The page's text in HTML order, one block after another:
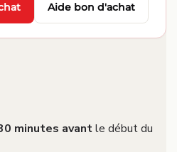
Aide bon d'achat
minutes avantle début du